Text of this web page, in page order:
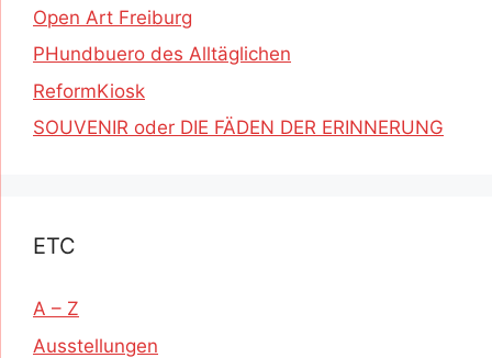
Open Art Freiburg
PHundbuero des Alltäglichen
ReformKiosk
SOUVENIR oder DIE FÄDEN DER ERINNERUNG
ETC
A – Z
Ausstellungen